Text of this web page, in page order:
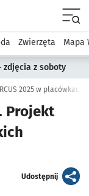
Środowisko we
Zwierzęta Mapa
zdjęcia z soboty
2025 w placówkach
Projekt
Udostępnijartykuł